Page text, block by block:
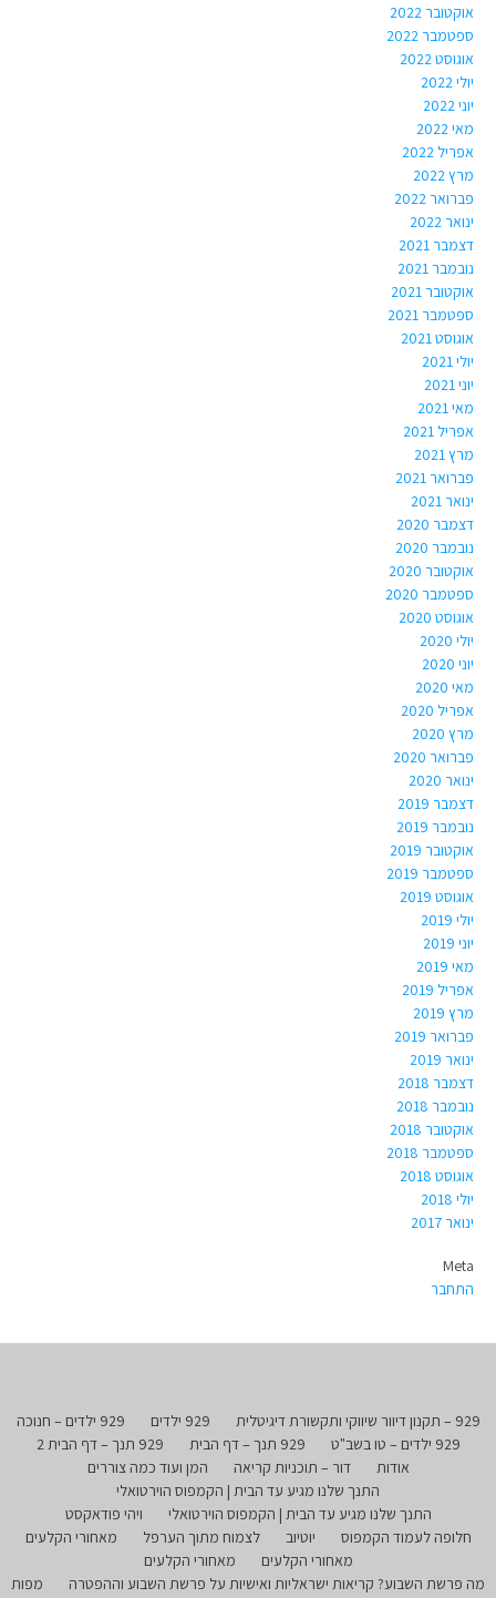
אוקטובר 2022
ספטמבר 2022
אוגוסט 2022
יולי 2022
יוני 2022
מאי 2022
אפריל 2022
מרץ 2022
פברואר 2022
ינואר 2022
דצמבר 2021
נובמבר 2021
אוקטובר 2021
ספטמבר 2021
אוגוסט 2021
יולי 2021
יוני 2021
מאי 2021
אפריל 2021
מרץ 2021
פברואר 2021
ינואר 2021
דצמבר 2020
נובמבר 2020
אוקטובר 2020
ספטמבר 2020
אוגוסט 2020
יולי 2020
יוני 2020
מאי 2020
אפריל 2020
מרץ 2020
פברואר 2020
ינואר 2020
דצמבר 2019
נובמבר 2019
אוקטובר 2019
ספטמבר 2019
אוגוסט 2019
יולי 2019
יוני 2019
מאי 2019
אפריל 2019
מרץ 2019
פברואר 2019
ינואר 2019
דצמבר 2018
נובמבר 2018
אוקטובר 2018
ספטמבר 2018
אוגוסט 2018
יולי 2018
ינואר 2017
Meta
התחבר
929 – תקנון דיוור שיווקי ותקשורת דיגיטלית 929 ילדים
929 ילדים – חנוכה
929 ילדים – טו בשב"ט
929 תנך – דף הבית
929 תנך – דף הבית 2
אודות
דור – תוכניות קריאה
המן ועוד כמה צוררים
התנך שלנו מגיע עד הבית | הקמפוס הוירטואלי
התנך שלנו מגיע עד הבית | הקמפוס הוירטואלי
ויהי פודאקסט
חלופה לעמוד הקמפוס
יוטיוב לצמוח מתוך הערפל
מאחורי הקלעים
מאחורי הקלעים
מאחורי הקלעים
מה פרשת השבוע? קריאות ישראליות ואישיות על פרשת השבוע וההפטרה
מפות